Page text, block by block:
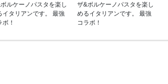
ルケーノパスタを楽し
イタリアンです。 最強
ボ！
ザ&ボルケーノパスタを楽し
めるイタリアンです。 最強
コラボ！